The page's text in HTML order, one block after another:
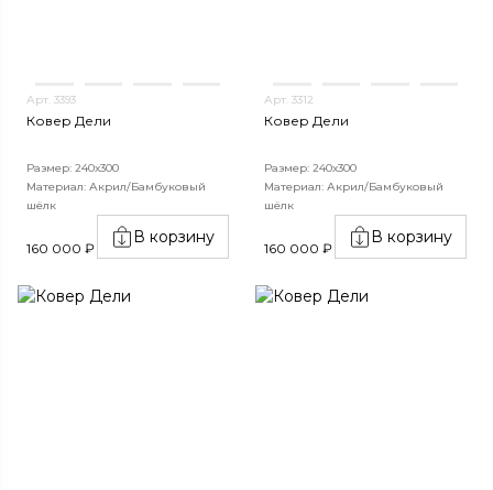
Арт. 3393
Ковер Дели
Размер: 240х300
Материал: Акрил/Бамбуковый
шёлк
160 000 ₽
В корзину
Арт. 3312
Ковер Дели
Размер: 240х300
Материал: Акрил/Бамбуковый
шёлк
160 000 ₽
В корзину